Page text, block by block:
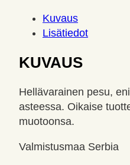
Kuvaus
Lisätiedot
KUVAUS
Hellävarainen pesu,
asteessa. Oikaise
muotoonsa.
Valmistusmaa Serbia